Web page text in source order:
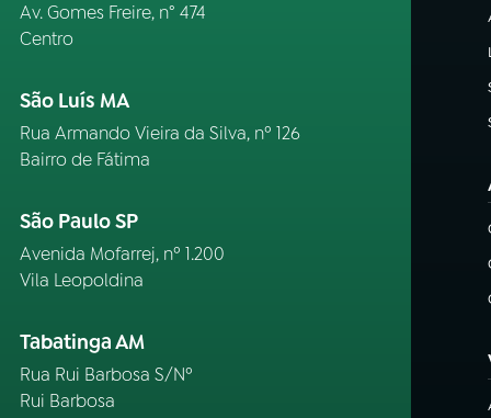
Av. Gomes Freire, n° 474
Centro
São Luís MA
Rua Armando Vieira da Silva, nº 126
Bairro de Fátima
São Paulo SP
Avenida Mofarrej, nº 1.200
Vila Leopoldina
Tabatinga AM
Rua Rui Barbosa S/Nº
Rui Barbosa